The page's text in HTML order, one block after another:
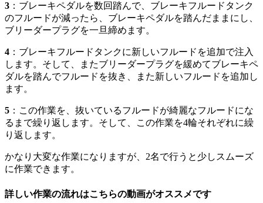
3 ：ブレーキペダルを数回踏んで、ブレーキフルードタンク
のフルードが減ったら、ブレーキペダルを踏んだままにし、
ブリーダープラグを一旦締めます。
4 ：ブレーキフルードタンクに新しいフルードを追加で注入
します。そして、またブリーダープラグを緩めてブレーキペ
ダルを踏んでフルードを抜き、また新しいフルードを追加し
ます。
5 ：この作業を、抜いているフルードが綺麗なフルードにな
るまで繰り返します。そして、この作業を4輪それぞれに繰
り返します。
かなり大変な作業になりますが、2名で行うと少しスムーズ
に作業できます。
詳しい作業の流れはこちらの動画がオススメです